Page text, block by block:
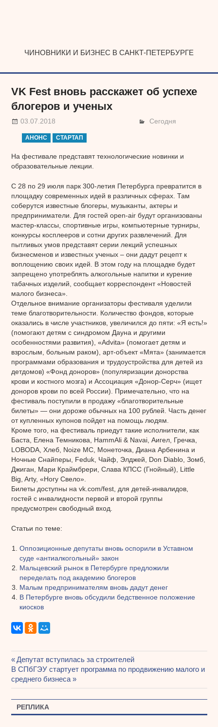
ЧИНОВНИКИ И БИЗНЕС В САНКТ-ПЕТЕРБУРГЕ
VK Fest вновь расскажет об успехе
блогеров и ученых
03.07.2018 Сегодня
АНОНС СТАРТАП
На фестивале представят технологические новинки и
образовательные лекции.
С 28 по 29 июля парк 300-летия Петербурга превратится в
площадку современных идей в различных сферах. Там
соберутся известные блогеры, музыканты, актеры и
предприниматели. Для гостей open-air будут организованы
мастер-классы, спортивные игры, компьютерные турниры,
конкурсы косплееров и сотни других развлечений. Для
пытливых умов представят серии лекций успешных
бизнесменов и известных ученых – они дадут рецепт к
воплощению своих идей. В этом году на площадке будет
запрещено употреблять алкогольные напитки и курение
табачных изделий, сообщает корреспондент «Новостей
малого бизнеса».
Отдельное внимание организаторы фестиваля уделили
теме благотворительности. Количество фондов, которые
оказались в числе участников, увеличился до пяти: «Я есть!»
(помогают детям с синдромом Дауна и другими
особенностями развития), «Advita» (помогает детям и
взрослым, больным раком), арт-объект «Мята» (занимается
программами образования и трудоустройства для детей из
детдомов) «Фонд доноров» (популяризации донорства
крови и костного мозга) и Ассоциация «Донор-Серч» (ищет
доноров крови по всей России). Примечательно, что на
фестиваль поступили в продажу «благотворительные
билеты» — они дороже обычных на 100 рублей. Часть денег
от купленных купонов пойдет на помощь людям.
Кроме того, на фестиваль приедут такие исполнители, как
Баста, Елена Темникова, HammAli & Navai, Аигел, Гречка,
LOBODA, Хлеб, Noize MC, Монеточка, Диана Арбенина и
Ночные Снайперы, Feduk, Чайф, Элджей, Don Diablo, Зомб,
Джиган, Мари Краймбрери, Слава КПСС (Гнойный), Little
Big, Arty, «Ногу Свело».
Билеты доступны на vk.com/fest, для детей-инвалидов,
гостей с инвалидности первой и второй группы
предусмотрен свободный вход.
Статьи по теме:
Оппозиционные депутаты вновь оспорили в Уставном
суде «антиалкогольный» закон
Мальцевский рынок в Петербурге предложили
переделать под академию блогеров
Малым предпринимателям вновь дадут денег
В Петербурге вновь обсудили бедственное положение
киосков
Навигация
по
записям
Предыдущая
запись:
Депутат вступилась за строителей
Следующая
запись:
В СПбГЭУ стартует программа по продвижению малого и
среднего бизнеса
РЕПЛИКА